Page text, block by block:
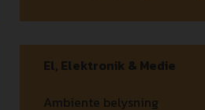
El, Elektronik & Medie
Ambiente belysning